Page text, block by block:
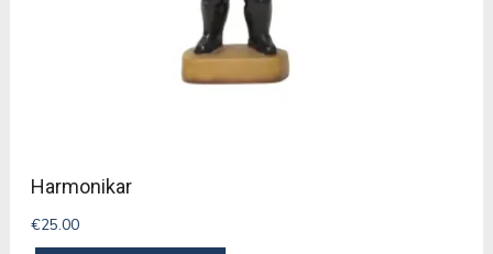
Harmonikar
€25.00